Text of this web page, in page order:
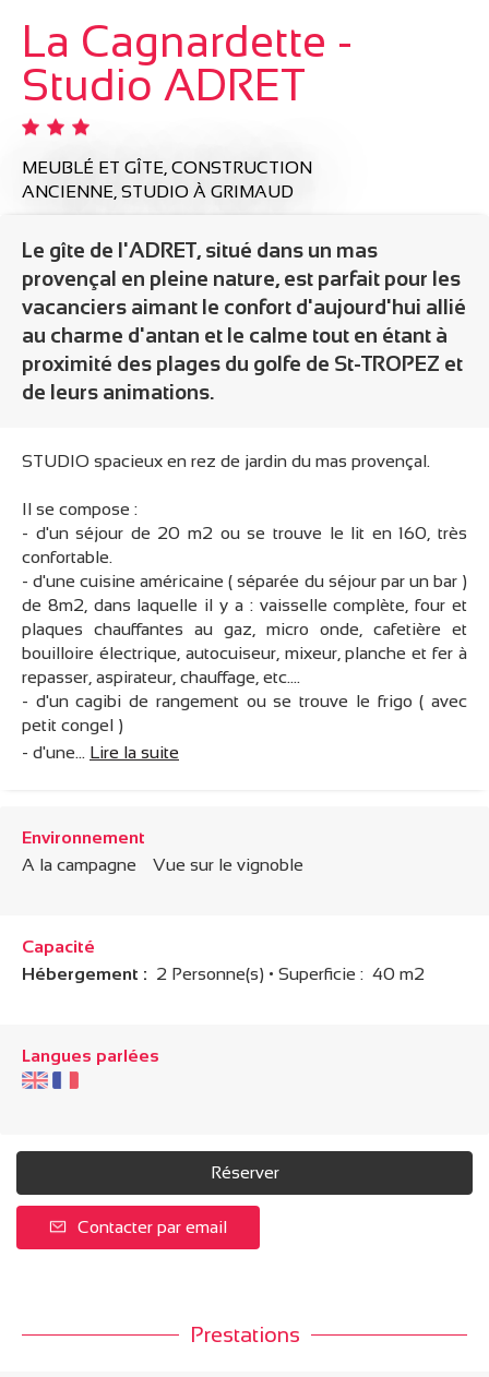
La Cagnardette -
Studio ADRET
MEUBLÉ ET GÎTE, CONSTRUCTION
ANCIENNE, STUDIO À GRIMAUD
Le gîte de l'ADRET, situé dans un mas
provençal en pleine nature, est parfait pour les
vacanciers aimant le confort d'aujourd'hui allié
au charme d'antan et le calme tout en étant à
proximité des plages du golfe de St-TROPEZ et
de leurs animations.
STUDIO spacieux en rez de jardin du mas provençal.
Il se compose :
- d'un séjour de 20 m2 ou se trouve le lit en 160, très
confortable.
- d'une cuisine américaine ( séparée du séjour par un bar )
de 8m2, dans laquelle il y a : vaisselle complète, four et
plaques chauffantes au gaz, micro onde, cafetière et
bouilloire électrique, autocuiseur, mixeur, planche et fer à
repasser, aspirateur, chauffage, etc....
- d'un cagibi de rangement ou se trouve le frigo ( avec
petit congel )
- d'une... Lire la suite
Environnement
A la campagne
Vue sur le vignoble
Capacité
Hébergement : 2 Personne(s) • Superficie : 40 m2
Langues parlées
Réserver
Contacter par email
Prestations